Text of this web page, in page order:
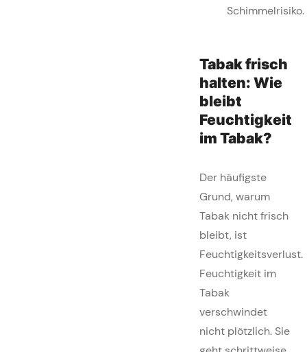
Schimmelrisiko.
Tabak frisch
halten: Wie
bleibt
Feuchtigkeit
im Tabak?
Der häufigste
Grund, warum
Tabak nicht frisch
bleibt, ist
Feuchtigkeitsverlust.
Feuchtigkeit im
Tabak
verschwindet
nicht plötzlich. Sie